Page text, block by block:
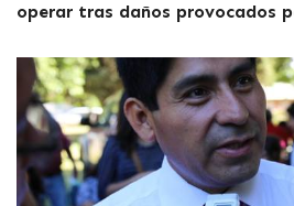
operar tras daños provocados